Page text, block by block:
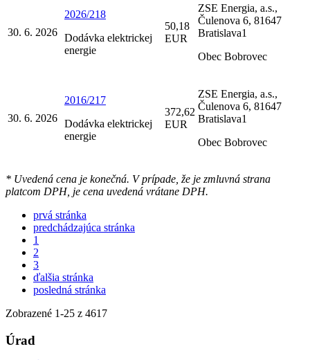
30. 6. 2026
2026/218
Dodávka elektrickej
energie
50,18
EUR
ZSE Energia, a.s.,
Čulenova 6, 81647
Bratislava1
Obec Bobrovec
30. 6. 2026
2016/217
Dodávka elektrickej
energie
372,62
EUR
ZSE Energia, a.s.,
Čulenova 6, 81647
Bratislava1
Obec Bobrovec
* Uvedená cena je konečná. V prípade, že je zmluvná strana
platcom DPH, je cena uvedená vrátane DPH.
prvá stránka
predchádzajúca stránka
1
2
3
ďalšia stránka
posledná stránka
Zobrazené 1-25 z 4617
Úrad